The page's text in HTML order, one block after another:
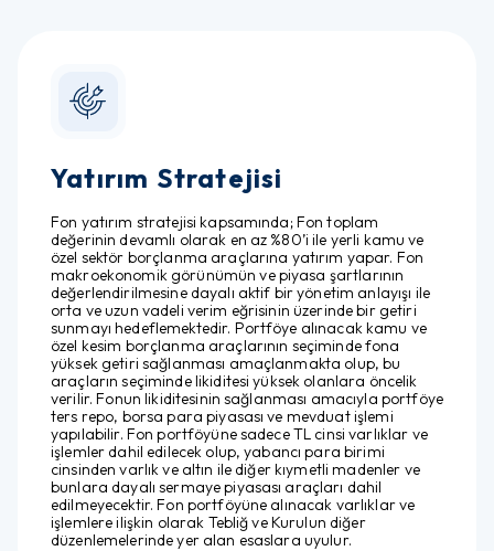
Yatırım Stratejisi
Fon yatırım stratejisi kapsamında; Fon toplam
değerinin devamlı olarak en az %80’i ile yerli kamu ve
özel sektör borçlanma araçlarına yatırım yapar. Fon
makroekonomik görünümün ve piyasa şartlarının
değerlendirilmesine dayalı aktif bir yönetim anlayışı ile
orta ve uzun vadeli verim eğrisinin üzerinde bir getiri
sunmayı hedeflemektedir. Portföye alınacak kamu ve
özel kesim borçlanma araçlarının seçiminde fona
yüksek getiri sağlanması amaçlanmakta olup, bu
araçların seçiminde likiditesi yüksek olanlara öncelik
verilir. Fonun likiditesinin sağlanması amacıyla portföye
ters repo, borsa para piyasası ve mevduat işlemi
yapılabilir. Fon portföyüne sadece TL cinsi varlıklar ve
işlemler dahil edilecek olup, yabancı para birimi
cinsinden varlık ve altın ile diğer kıymetli madenler ve
bunlara dayalı sermaye piyasası araçları dahil
edilmeyecektir. Fon portföyüne alınacak varlıklar ve
işlemlere ilişkin olarak Tebliğ ve Kurulun diğer
düzenlemelerinde yer alan esaslara uyulur.